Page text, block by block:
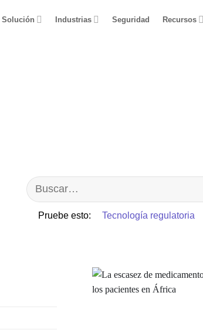
Solución Industrias Seguridad Recursos
Pruebe esto: Tecnología regulatoria